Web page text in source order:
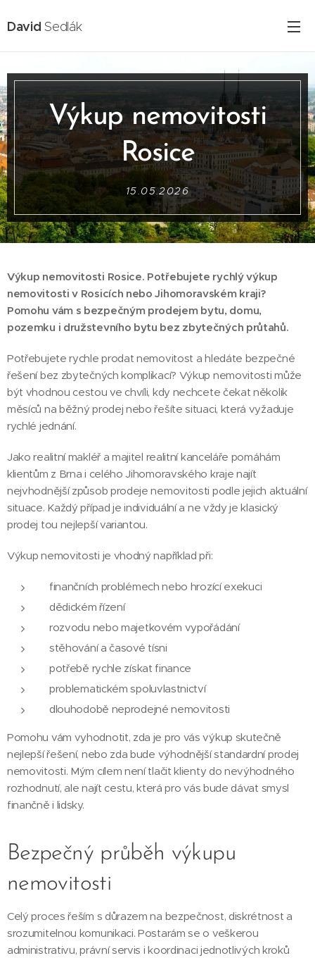
DavidSedlák
Výkup nemovitosti
Rosice
15.05.2026
Výkup nemovitosti Rosice. Potřebujete rychlý výkup
nemovitosti v Rosicích nebo Jihomoravském kraji?
Pomohu vám s bezpečným prodejem bytu, domu,
pozemku i družstevního bytu bez zbytečných průtahů.
Potřebujete rychle prodat nemovitost a hledáte bezpečné
řešení bez zbytečných komplikací? Výkup nemovitosti může
být vhodnou cestou ve chvíli, kdy nechcete čekat několik
měsíců na běžný prodej nebo řešíte situaci, která vyžaduje
rychlé jednání.
Jako realitní makléř a majitel realitní kanceláře pomáhám
klientům z Brna i celého Jihomoravského kraje najít
nejvhodnější způsob prodeje nemovitosti podle jejich aktuální
situace. Každý případ je individuální a ne vždy je klasický
prodej tou nejlepší variantou.
Výkup nemovitosti je vhodný například při:
finančních problémech nebo hrozící exekuci
dědickém řízení
rozvodu nebo majetkovém vypořádání
stěhování a časové tísni
potřebě rychle získat finance
problematickém spoluvlastnictví
dlouhodobě neprodejné nemovitosti
Pomohu vám vyhodnotit, zda je pro vás výkup skutečně
nejlepší řešení, nebo zda bude výhodnější standardní prodej
nemovitosti. Mým cílem není tlačit klienty do nevýhodného
rozhodnutí, ale najít cestu, která pro vás bude dávat smysl
finančně i lidsky.
Bezpečný průběh výkupu
nemovitosti
Celý proces řeším s důrazem na bezpečnost, diskrétnost a
srozumitelnou komunikaci. Postarám se o veškerou
administrativu, právní servis i koordinaci jednotlivých kroků